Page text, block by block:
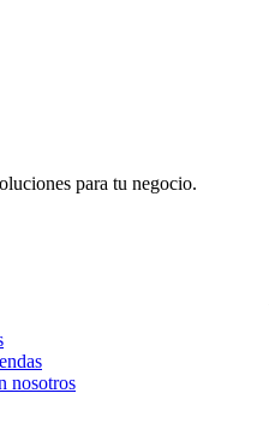
para tu negocio.
nosotros